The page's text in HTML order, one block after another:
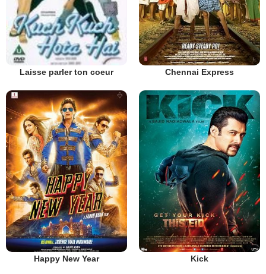
Laisse parler ton coeur Chennai Express
Happy New Year Kick